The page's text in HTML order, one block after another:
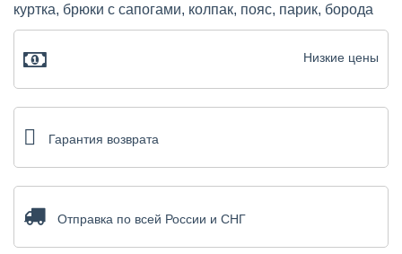
куртка, брюки с сапогами, колпак, пояс, парик, борода
Низкие цены
Гарантия возврата
Отправка по всей России и СНГ